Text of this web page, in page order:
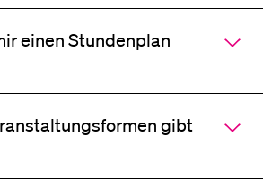
Sektionen
einen Stundenplan
gibt
Zulassung